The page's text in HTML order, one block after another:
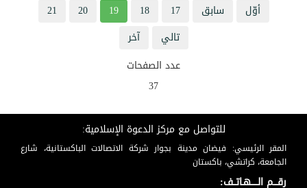
أوّل سابق 17
18
19
20
21
تالي
آخر
عدد الصفحات
37
للتواصل مع مركز الدعوة الإسلامية:
المقر الرئيسي: فيضان مدينة بجوار شركة الاتصالات الباكستانية، شارع
الجامعة، كراتشي، باكستان
رقـــم الـــــهـاتــف: